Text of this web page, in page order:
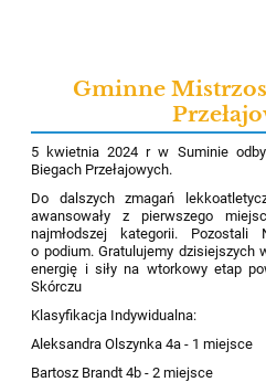
Gminne
5 kwietnia 2024 r w Suminie
Biegach Przełajowych.
Do dalszych zmagań
awansowały z pierwszego
najmłodszej kategorii.
o podium. Gratulujemy dzisiejszych
energię i siły na wtorkowy etap
Skórczu
Klasyfikacja Indywidualna:
Aleksandra Olszynka 4a - 1 miejsce
Bartosz Brandt 4b - 2 miejsce